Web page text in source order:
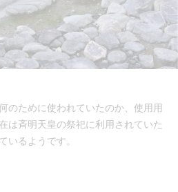
のために使われていたのか、使用用
は斉明天皇の祭祀に利用されていた
いるようです。